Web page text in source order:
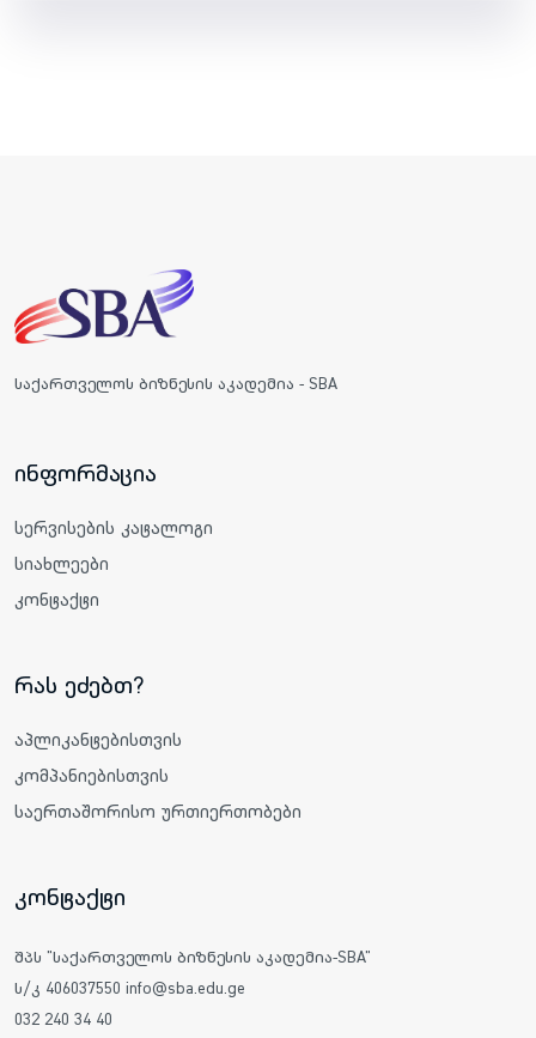
საქართველოს ბიზნესის აკადემია - SBA
ინფორმაცია
სერვისების კატალოგი
სიახლეები
კონტაქტი
რას ეძებთ?
აპლიკანტებისთვის
კომპანიებისთვის
საერთაშორისო ურთიერთობები
კონტაქტი
შპს "საქართველოს ბიზნესის აკადემია-SBA"
ს/კ 406037550 info@sba.edu.ge
032 240 34 40